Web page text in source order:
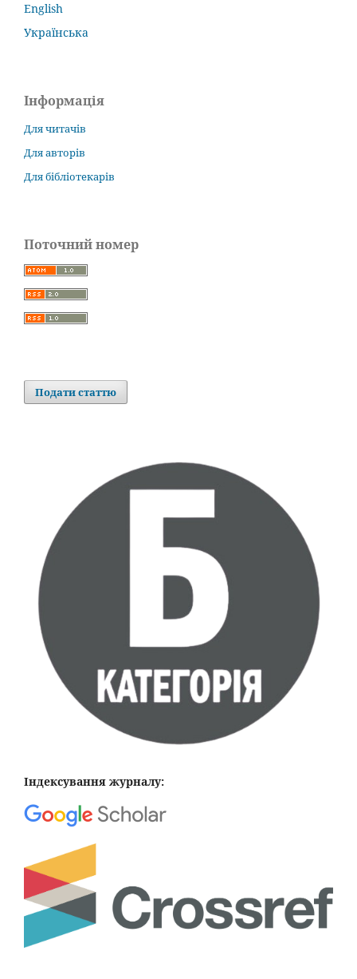
English
Українська
Інформація
Для читачів
Для авторів
Для бібліотекарів
Поточний номер
Подати статтю
Індексування журналу: